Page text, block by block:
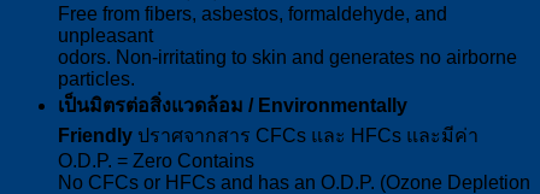
Free from fibers, asbestos, formaldehyde, and
unpleasant
odors. Non-irritating to skin and generates no airborne
particles.
เป็นมิตรต่อสิ่งแวดล้อม / Environmentally
Friendly ปราศจากสาร CFCs และ HFCs และมีค่า
O.D.P. = Zero Contains
No CFCs or HFCs and has an O.D.P. (Ozone Depletion